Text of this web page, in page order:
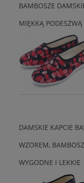
BAMBOSZE
MIĘKKĄ PODESZWĄ
DAMSKIE KAPCIE
WZOREM,
WYGODNE I LEKKIE